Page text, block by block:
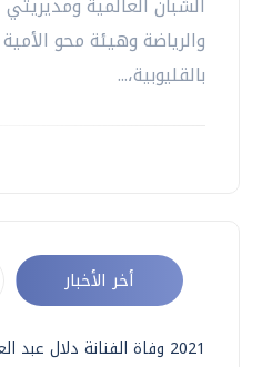
والرياضة وهيئة محو
بالقليوبية،...
أخر الأخبار
2021 وفاة الفنانة دلال عبد العزيز